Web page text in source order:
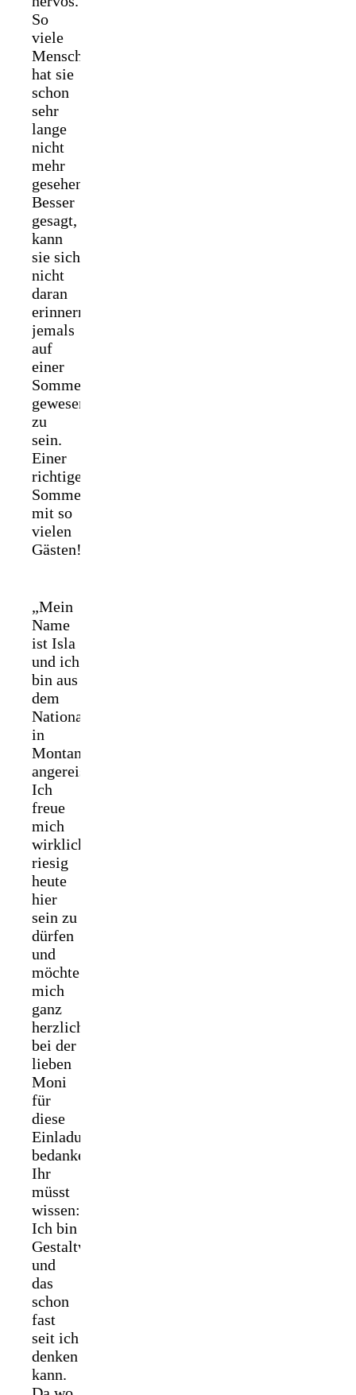
So
viele
Menschen
hat sie
schon
sehr
lange
nicht
mehr
gesehen.
Besser
gesagt,
kann
sie sich
nicht
daran
erinnern,
jemals
auf
einer
Sommerparty
gewesen
zu
sein.
Einer
richtigen
Sommerparty
mit so
vielen
Gästen!
„Mein
Name
ist Isla
und ich
bin aus
dem
Nationalpark
in
Montana
angereist.
Ich
freue
mich
wirklich
riesig
heute
hier
sein zu
dürfen
und
möchte
mich
ganz
herzlich
bei der
lieben
Moni
für
diese
Einladung
bedanken!
Ihr
müsst
wissen:
Ich bin
Gestaltwandlerin
und
das
schon
fast
seit ich
denken
kann.